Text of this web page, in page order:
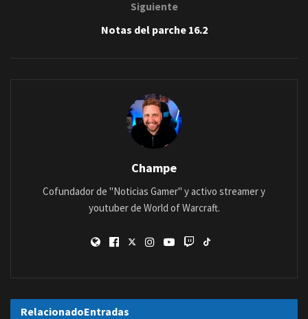
Siguiente
Notas del parche 16.2
Champe
Cofundador de "Noticias Gamer" y activo streamer y
youtuber de World of Warcraft.
RelacionadoEntradas